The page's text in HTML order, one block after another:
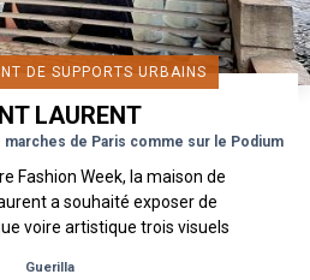
DE SUPPORTS URBAINS
LAURENT
de Paris comme sur le Podium
Fashion Week, la maison de
a souhaité exposer de
voire artistique trois visuels
Guerilla